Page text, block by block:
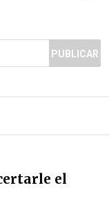
PUBLICAR
el